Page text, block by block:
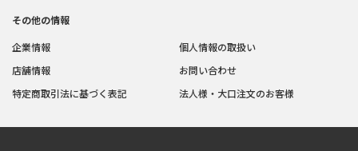
その他の情報
企業情報
店舗情報
特定商取引法に基づく表記
個人情報の取扱い
お問い合わせ
法人様・大口注文のお客様